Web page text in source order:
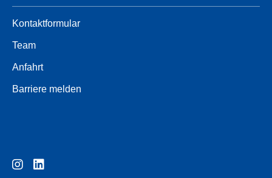
Kontaktformular
Team
Anfahrt
Barriere melden